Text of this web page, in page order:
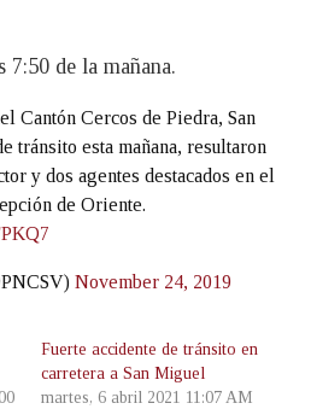
7:50 de la mañana.
Cantón Cercos de Piedra, San
tránsito esta mañana, resultaron
y dos agentes destacados en el
de Oriente.
November 24, 2019
Fuerte accidente de tránsito en
carretera a San Miguel
martes, 6 abril 2021 11:07 AM